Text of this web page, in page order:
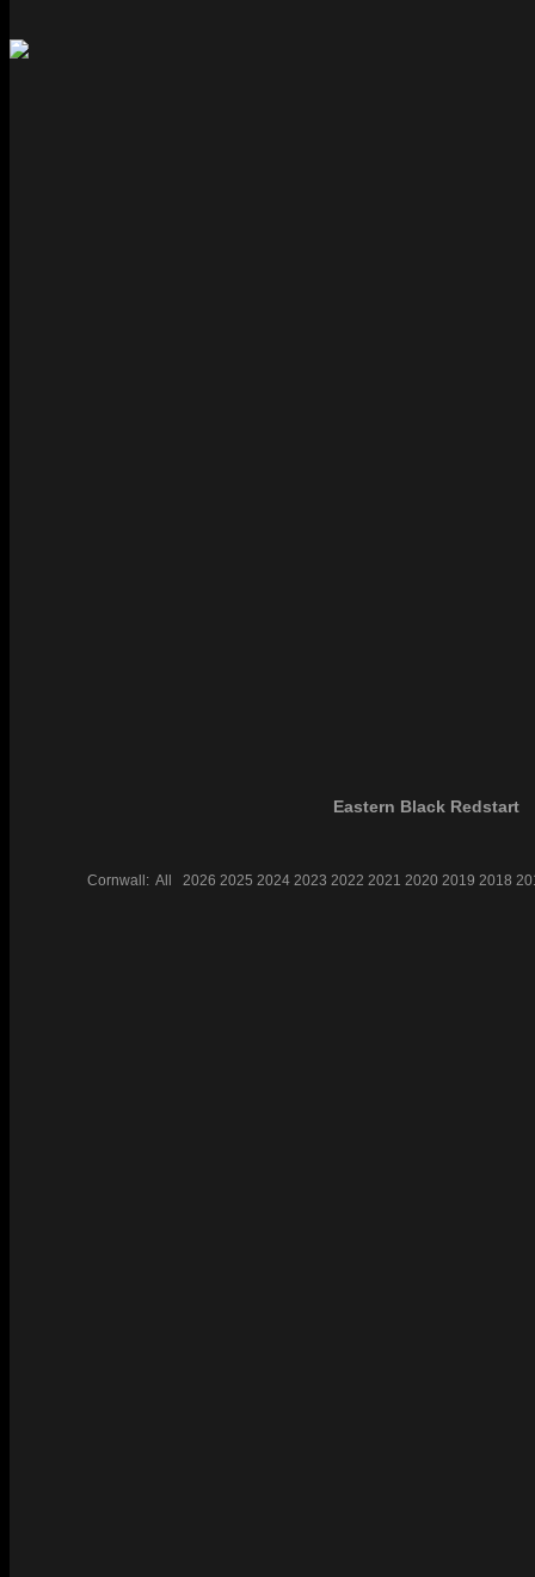
Eastern Black Redstart
Cornwall: All 2026 2025 2024 2023 2022 2021 2020 2019 2018